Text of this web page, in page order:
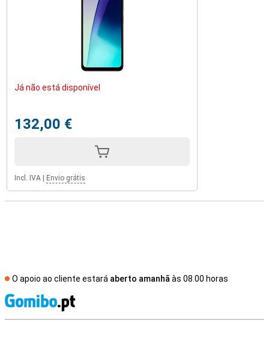
Já não está disponível
132,00 €
Incl. IVA Envio grátis
O apoio ao cliente estará aberto amanhã às 08.00 horas